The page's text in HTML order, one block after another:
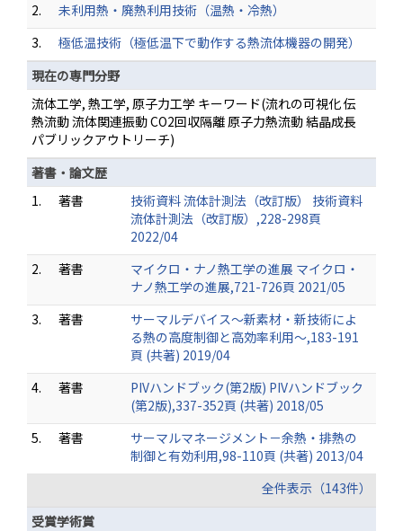
2.
未利用熱・廃熱利用技術（温熱・冷熱）
3.
極低温技術（極低温下で動作する熱流体機器の開発）
現在の専門分野
流体工学, 熱工学, 原子力工学 キーワード(流れの可視化 伝
熱流動 流体関連振動 CO2回収隔離 原子力熱流動 結晶成長
パブリックアウトリーチ)
著書・論文歴
1.
著書
技術資料 流体計測法（改訂版） 技術資料
流体計測法（改訂版）,228-298頁
2022/04
2.
著書
マイクロ・ナノ熱工学の進展 マイクロ・
ナノ熱工学の進展,721-726頁 2021/05
3.
著書
サーマルデバイス～新素材・新技術によ
る熱の高度制御と高効率利用～,183-191
頁 (共著) 2019/04
4.
著書
PIVハンドブック(第2版) PIVハンドブック
(第2版),337-352頁 (共著) 2018/05
5.
著書
サーマルマネージメント－余熱・排熱の
制御と有効利用,98-110頁 (共著) 2013/04
全件表示（143件）
受賞学術賞